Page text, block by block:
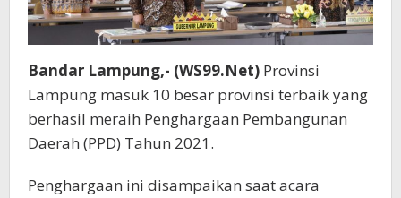
Bandar Lampung,- (WS99.Net) Provinsi
Lampung masuk 10 besar provinsi terbaik yang
berhasil meraih Penghargaan Pembangunan
Daerah (PPD) Tahun 2021.
Penghargaan ini disampaikan saat acara